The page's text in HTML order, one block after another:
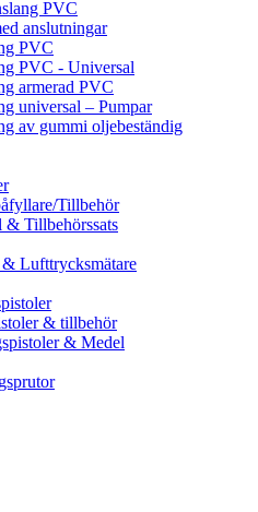
PVC
anslutningar
PVC
PVC - Universal
armerad PVC
universal – Pumpar
av gummi oljebeständig
Tillbehör
& Tillbehörssats
Lufttrycksmätare
& tillbehör
& Medel